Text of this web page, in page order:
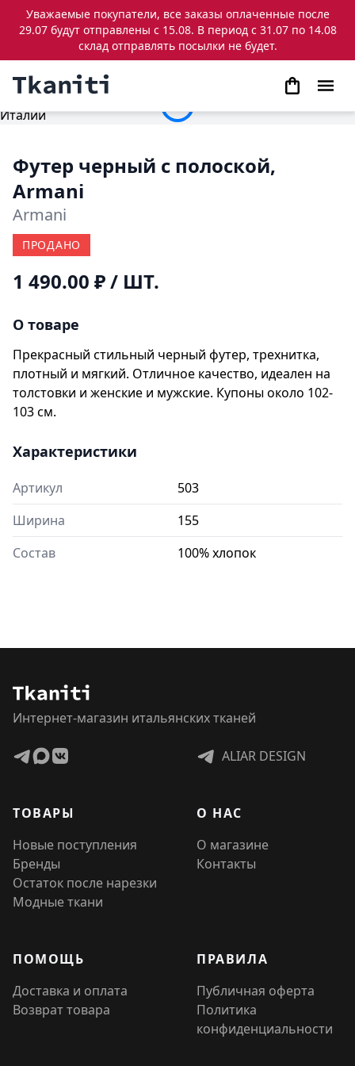
Уважаемые покупатели, все заказы оплаченные после
29.07 будут отправлены с 15.08. В период с 31.07 по 14.08
склад отправлять посылки не будет.
Футер черный с полоской,
Armani
Armani
ПРОДАНО
1 490.00 ₽/ ШТ.
О товаре
Прекрасный стильный черный футер, трехнитка,
плотный и мягкий. Отличное качество, идеален на
толстовки и женские и мужские. Купоны около 102-
103 см.
Характеристики
Артикул
503
Ширина
155
Состав
100% хлопок
Интернет-магазин итальянских тканей
ALIAR DESIGN
ТОВАРЫ
Новые поступления
Бренды
Остаток после нарезки
Модные ткани
О НАС
О магазине
Контакты
ПОМОЩЬ
Доставка и оплата
Возврат товара
ПРАВИЛА
Публичная оферта
Политика
конфиденциальности